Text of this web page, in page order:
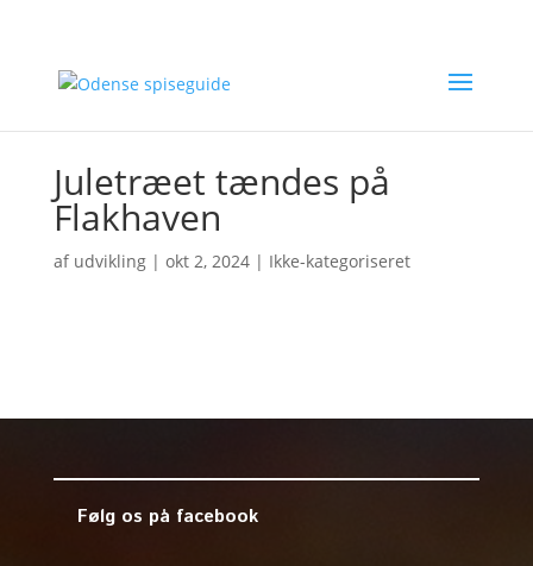
Juletræet tændes på
Flakhaven
af udvikling| okt 2, 2024| Ikke-kategoriseret
Følg os på facebook